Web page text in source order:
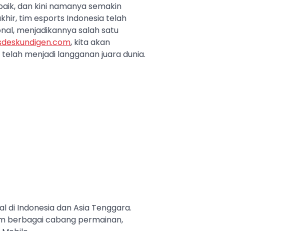
dan kini namanya semakin
tim esports Indonesia telah
menjadikannya salah satu
, kita akan
menjadi langganan juara dunia.
di Indonesia dan Asia Tenggara.
berbagai cabang permainan,